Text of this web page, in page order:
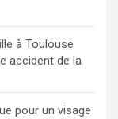
à Toulouse
accident de la
pour un visage